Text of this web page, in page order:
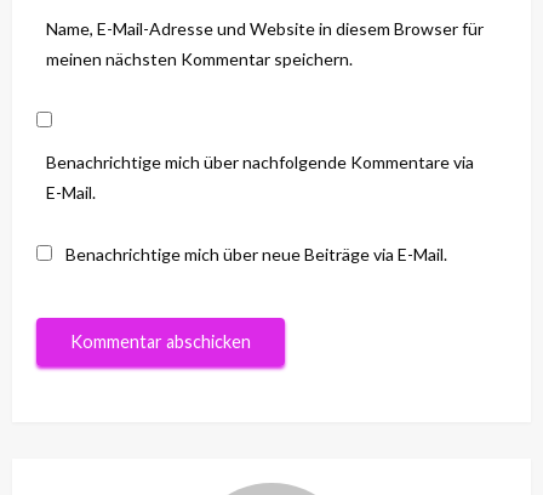
Name, E-Mail-Adresse und Website in diesem Browser für
meinen nächsten Kommentar speichern.
Benachrichtige mich über nachfolgende Kommentare via
E-Mail.
Benachrichtige mich über neue Beiträge via E-Mail.